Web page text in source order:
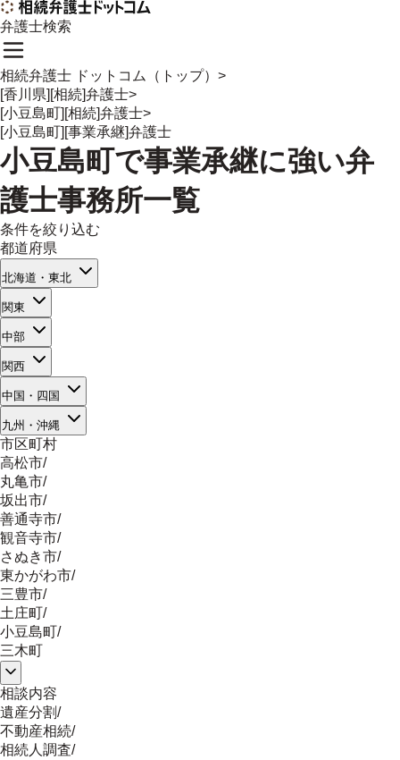
弁護士検索
相続弁護士 ドットコム（トップ） >
[香川県][相続]弁護士>
[小豆島町][相続]弁護士>
[小豆島町][事業承継]弁護士
小豆島町で事業承継に強い弁
護士事務所一覧
条件を絞り込む
都道府県
北海道・東北
関東
中部
関西
中国・四国
九州・沖縄
市区町村
高松市/
丸亀市/
坂出市/
善通寺市/
観音寺市/
さぬき市/
東かがわ市/
三豊市/
土庄町/
小豆島町/
三木町
相談内容
遺産分割/
不動産相続/
相続人調査/